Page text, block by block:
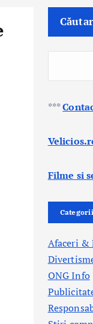
***
Filme si
Afaceri &
ONG Info